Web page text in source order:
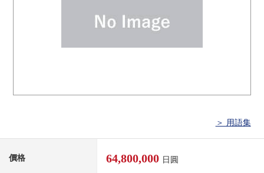
＞ 用語集
價格 64,800,000 日圓